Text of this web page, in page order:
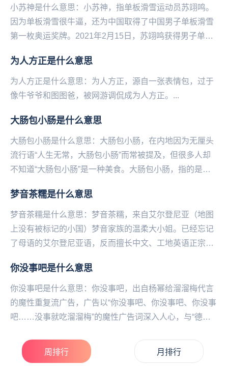
小苏神是什么意思：小苏神，指单‌‌‌‌‌‌‌‌‌‌‌‌‌‌板滑雪运动员苏翊鸣。
因为单板滑雪很牛逼，还为中国取得了中国男子单板滑雪
第一枚奥运奖牌。2021年2月15日，苏翊鸣获得男子单板
为人方正是什么意思
为人方正是什么意思：为人方正，源自一张表情包，过于
像‌‌‌‌‌‌‌‌‌‌‌牛爷爷和图图爸，被网游调侃成为人方正。...
大肠包小肠是什么意思
大肠包小肠是什么意思：大肠包小肠，在内地因为无厘头
流行语“人生无常，大肠包小肠”而常被提及，但很多人却
不知道“大肠包小肠”是一种美食。大肠包小肠，指的是台
梦音茶糯是什么意思
梦音茶糯是什么意思：梦音茶糯，来自艾尔登尼亚（地图
上没有被标记的小国）梦音家族的温柔大小姐。已经忘记
了母语的艾尔登尼亚语，反而擅长中文、工地英语正宗伦
仿...
你没事吧是什么意思
你没事吧是什么意思：你没事吧，出自杨幂给溜溜梅代言
的魔性重复流广告，广告以“你没事吧、你‌‌‌‌‌‌‌‌‌‌‌没事吧、你没事
吧……没事就吃溜溜梅”的魔性广告词深入人心，与“德芙
周排行 月排行